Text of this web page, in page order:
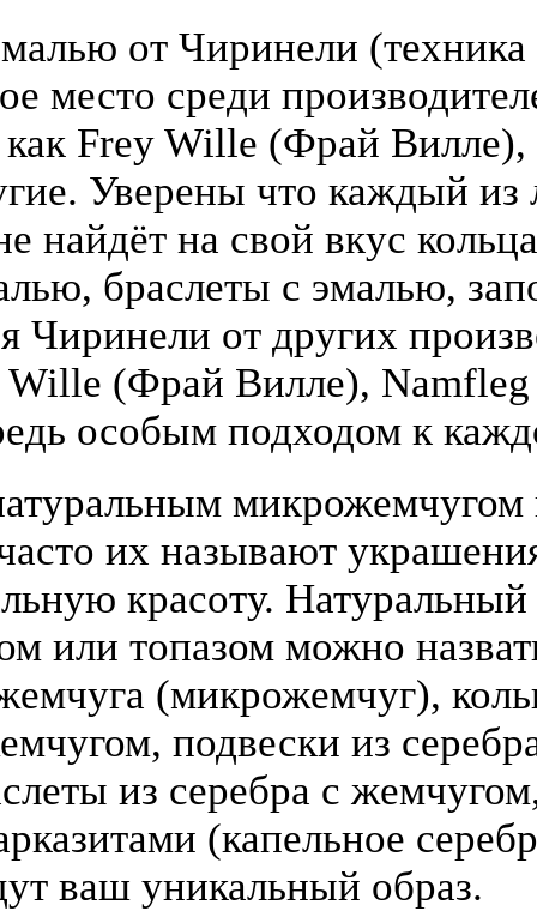
от Чиринели (техника
место среди
Frey Wille (Фрай
Уверены что каждый
найдёт на свой вкус
браслеты с эмалью,
Чиринели от других
Wille (Фрай Вилле),
особым подходом к
микрожемчугом
их называют
красоту.
или топазом можно
(микрожемчуг),
подвески из
из серебра с
(капельное
ваш уникальный образ.